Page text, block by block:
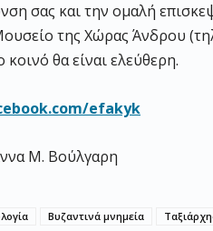
σας και την ομαλή
της Χώρας Άνδρου
κοινό θα είναι ελεύθερη.
efakyk
Μ. Βούλγαρη
Βυζαντινά μνημεία